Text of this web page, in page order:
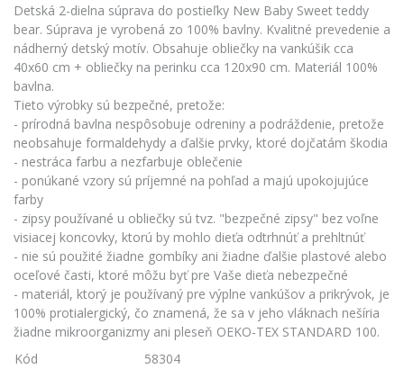
Detská 2-dielna súprava do postieľky New Baby Sweet teddy
bear. Súprava je vyrobená zo 100% bavlny. Kvalitné prevedenie a
nádherný detský motív. Obsahuje obliečky na vankúšik cca
40x60 cm + obliečky na perinku cca 120x90 cm. Materiál 100%
bavlna.
Tieto výrobky sú bezpečné, pretože:
- prírodná bavlna nespôsobuje odreniny a podráždenie, pretože
neobsahuje formaldehydy a ďalšie prvky, ktoré dojčatám škodia
- nestráca farbu a nezfarbuje oblečenie
- ponúkané vzory sú príjemné na pohľad a majú upokojujúce
farby
- zipsy používané u obliečky sú tvz. "bezpečné zipsy" bez voľne
visiacej koncovky, ktorú by mohlo dieťa odtrhnúť a prehltnúť
- nie sú použité žiadne gombíky ani žiadne ďalšie plastové alebo
oceľové časti, ktoré môžu byť pre Vaše dieťa nebezpečné
- materiál, ktorý je používaný pre výplne vankúšov a prikrývok, je
100% protialergický, čo znamená, že sa v jeho vláknach nešíria
žiadne mikroorganizmy ani pleseň OEKO-TEX STANDARD 100.
Kód
58304